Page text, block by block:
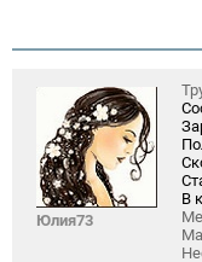
Юлия73
В